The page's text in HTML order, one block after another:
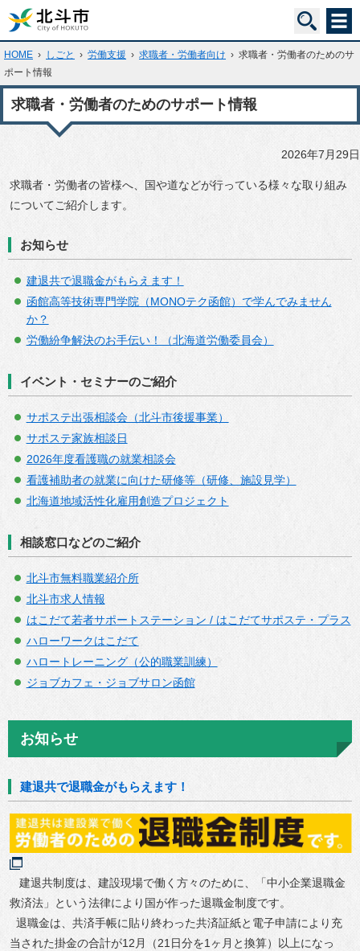
HOME › しごと › 労働支援 › 求職者・労働者向け › 求職者・労働者のためのサ
ポート情報
求職者・労働者のためのサポート情報
2026年7月29日
求職者・労働者の皆様へ、国や道などが行っている様々な取り組み
についてご紹介します。
お知らせ
建退共で退職金がもらえます！
函館高等技術専門学院（MONOテク函館）で学んでみません
か？
労働紛争解決のお手伝い！（北海道労働委員会）
イベント・セミナーのご紹介
サポステ出張相談会（北斗市後援事業）
サポステ家族相談日
2026年度看護職の就業相談会
看護補助者の就業に向けた研修等（研修、施設見学）
北海道地域活性化雇用創造プロジェクト
相談窓口などのご紹介
北斗市無料職業紹介所
北斗市求人情報
はこだて若者サポートステーション / はこだてサポステ・プラス
ハローワークはこだて
ハロートレーニング（公的職業訓練）
ジョブカフェ・ジョブサロン函館
お知らせ
建退共で退職金がもらえます！
建退共制度は、建設現場で働く方々のために、「中小企業退職金
救済法」という法律により国が作った退職金制度です。
退職金は、共済手帳に貼り終わった共済証紙と電子申請により充
当された掛金の合計が12月（21日分を1ヶ月と換算）以上になっ